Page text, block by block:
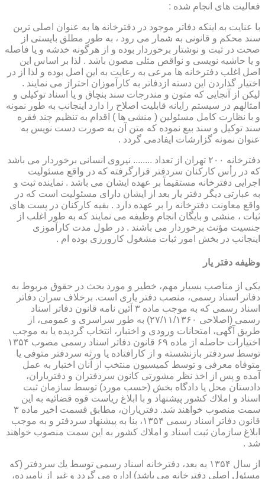
فعالیت های انجام شده :
با عنایت به اینکه دفاتر موجود در دفترخانه ها به عنوان اصلی ترین
سند محکم و قانونی به شمار می رود ، به طور مطلق بایستی از
صحت در ثبت و نوشتار برخوردار بوده و از هرگونه خدشه و یا فاصله
و یا حاشیه نویسی و نواقص مثلی مصون باشد . لذا بر اساس این
اصل اغلب دفترخانه ها مرعی به رعایت به این اصل بوده و لذا از در
اختیار گذاردن این دسته ازدفاتر به کارآموزان احتراز می نمایند .
لیکن از آنجایی که متون و مندرجات سند بنچاق و یا اسناد توکیلی و
امثالهم در سیستم رایانه قابلیت اصلاح را دارد اینجانب به طور نمونه
و با نظارت کامل مسئولین ( منشی ها ) اقدام به تنظیم چند فقره
سند توکیل و سند بیع نموده که متن آن به صورت دست نویس به
عنوان نمونه گزارشات ایفادمی گردد .
دفترخانه ۲۰۰ تهران از تعداد ........ نیروی انسانی برخوردار می باشد
که در رأس کارکنان سردفتر قرارگرفته که در واقع مسئولیت
اجرایی دفترخانه مستقیماً بر عهده ایشان می باشد . نماینده ثبت و
به عبارتی دیگر دفتر یار بعد از ایشان دارای مسئولیت است که در
واقع معاونت دفترخانه را بر عهده دارد . بقیه کارکنان در پست های
ثبات ، منشی و بایگان انجام وظیفه می نمایند که به طور اغلب از
جنسیت مؤنث برخوردار می باشند . در طول مدت کارآموزی
اینجانب در بخش امور ثبات مشغول کارورزی بوده ام .
وظیفه دفتر یار
یكی از مناصب بسیار مهم، خطیر و مورد بحث در حقوق مربوط به
دفاتر اسناد رسمی، منصب دفتر یاری است. برخلاف سران دفاتر
اسناد رسمی كه به موجب ماده ۳ آئین نامه قانون دفاتر اسناد
رسمی (اصلاحی ۲۷/۱۱/۱۳۶۰) به طور سراسری و عمومی، از
طریق آگهی، امتحانات ورودی و اختبار، انتخاب گردیده یا به موجب
اختیارات حاصله از ماده ۶۹ قانون دفاتر اسناد رسمی مصوب ۱۳۵۴
توسط سردفتر بازنشسته و از كارافتاده یا ورثه سردفتر متوفی یا
متوفاه معرفی و توسط كمیسیون منتخب از آنان اختبار به عمل
آمده و پس از اخذ نظر مشورتی كانون سردفتران و دفتریاران،
دادستان محل یا دادگاه بخش (حسب مورد) توسط سازمان ثبت
اسناد و املاك كشور پیشنهاد و با ابلاغ ریاست قوه قضائیه به این
سمت منصوب خواهند شد. دفتریاران، مطابق قسمت اخیر ماده ۳
قانون دفاتر اسناد رسمی ۱۳۵۴، بنا به پیشنهاد سردفتر و به موجب
ابلاغ سازمان ثبت اسناد و املاك كشور به این سمت منصوب خواهند
شد .
از سال ۱۳۵۴ به بعد، دفترخانه اسناد رسمی توسط یك سردفتر (كه
مسئول اصلی دفترخانه می باشد) اداره می گردد و غیر از نامبرده،